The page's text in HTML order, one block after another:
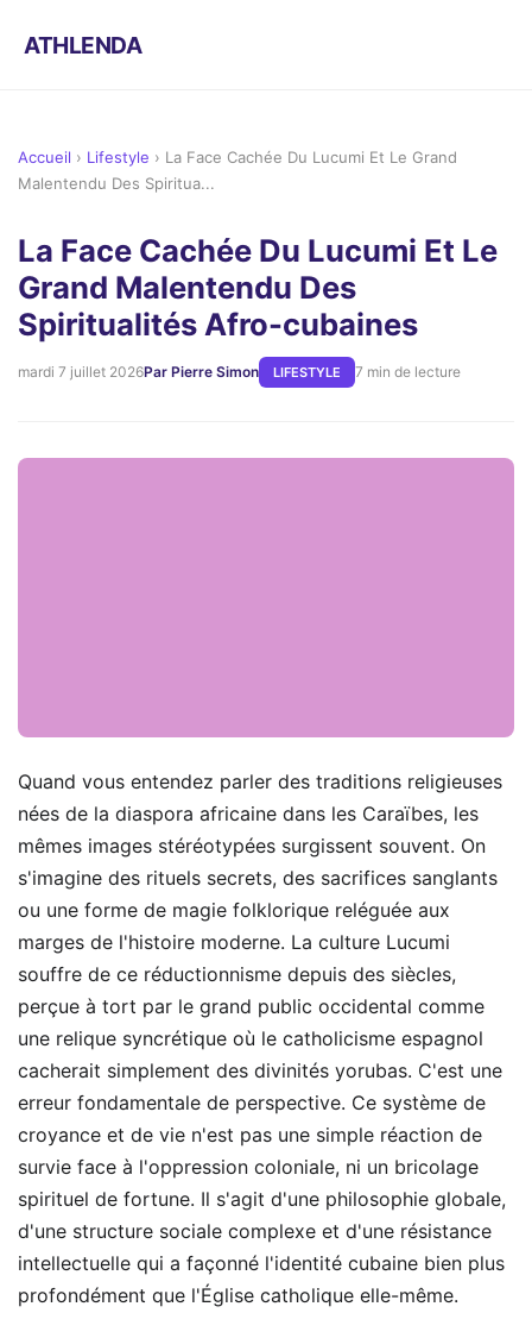
ATHLENDA
Accueil › Lifestyle › La Face Cachée Du Lucumi Et Le Grand
Malentendu Des Spiritua...
La Face Cachée Du Lucumi Et Le
Grand Malentendu Des
Spiritualités Afro-cubaines
mardi 7 juillet 2026Par Pierre Simon LIFESTYLE 7 min de lecture
Quand vous entendez parler des traditions religieuses
nées de la diaspora africaine dans les Caraïbes, les
mêmes images stéréotypées surgissent souvent. On
s'imagine des rituels secrets, des sacrifices sanglants
ou une forme de magie folklorique reléguée aux
marges de l'histoire moderne. La culture Lucumi
souffre de ce réductionnisme depuis des siècles,
perçue à tort par le grand public occidental comme
une relique syncrétique où le catholicisme espagnol
cacherait simplement des divinités yorubas. C'est une
erreur fondamentale de perspective. Ce système de
croyance et de vie n'est pas une simple réaction de
survie face à l'oppression coloniale, ni un bricolage
spirituel de fortune. Il s'agit d'une philosophie globale,
d'une structure sociale complexe et d'une résistance
intellectuelle qui a façonné l'identité cubaine bien plus
profondément que l'Église catholique elle-même.